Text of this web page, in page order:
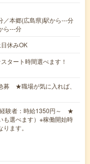
／本郷(広島県)駅から---分
ら---分
休みOK
タート時間選べます！
★職場が気に入れば、
験者：時給1350円～ ★
も選べます）※稼働開始時
ます。